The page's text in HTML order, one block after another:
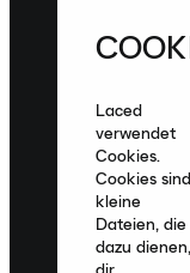
Melde
Melde
Laced
verwendet
Cookies.
Cookies sind
kleine
Dateien, die
dazu dienen,